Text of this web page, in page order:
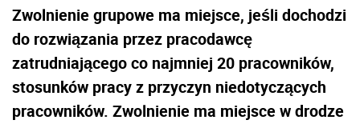
Zwolnienie grupowe ma miejsce, jeśli dochodzi
do rozwiązania przez pracodawcę
zatrudniającego co najmniej 20 pracowników,
stosunków pracy z przyczyn niedotyczących
pracowników. Zwolnienie ma miejsce w drodze